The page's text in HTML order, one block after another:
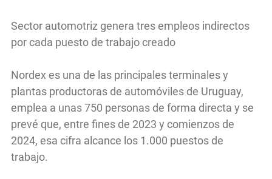
Sector automotriz genera tres empleos indirectos
por cada puesto de trabajo creado
Nordex es una de las principales terminales y
plantas productoras de automóviles de Uruguay,
emplea a unas 750 personas de forma directa y se
prevé que, entre fines de 2023 y comienzos de
2024, esa cifra alcance los 1.000 puestos de
trabajo.